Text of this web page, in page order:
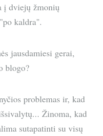
į dviejų žmonių
kaldra".
jausdamiesi gerai,
blogo?
problemas ir, kad
Žinoma, kad
sutapatinti su visų